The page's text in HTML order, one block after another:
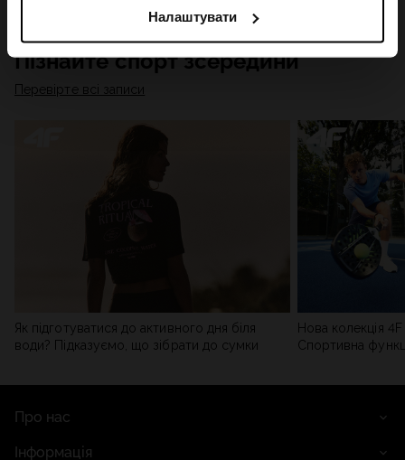
з метою націлювання та покращення відображення
відповідної онлайн-реклами, проведення аналітики,
відповідності вмісту та вдосконалення рішень, які
пропонують наші партнери (наприклад, соціальні
мережі). Детальну інформацію можна знайти в нашій
та в розділі «Деталі».
Налаштувати
Пізнайте спорт зсередини
Перевірте всі записи
Як підготуватися до активного дня біля
води? Підказуємо, що зібрати до сумки
Нова колекція
Спортивна
Про нас
Інформація